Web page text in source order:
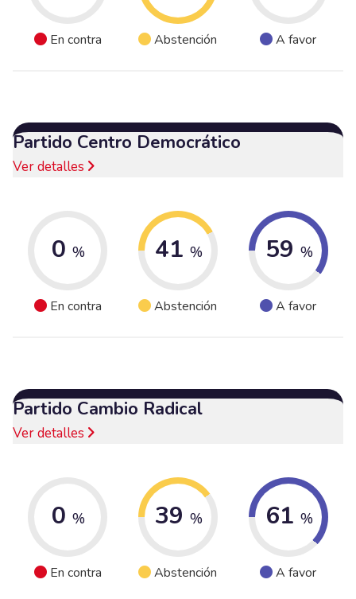
En contra Abstención A favor
Partido Centro Democrático
Ver detalles
0 %
En contra
41 %
Abstención
59 %
A favor
Partido Cambio Radical
Ver detalles
0 %
En contra
39 %
Abstención
61 %
A favor